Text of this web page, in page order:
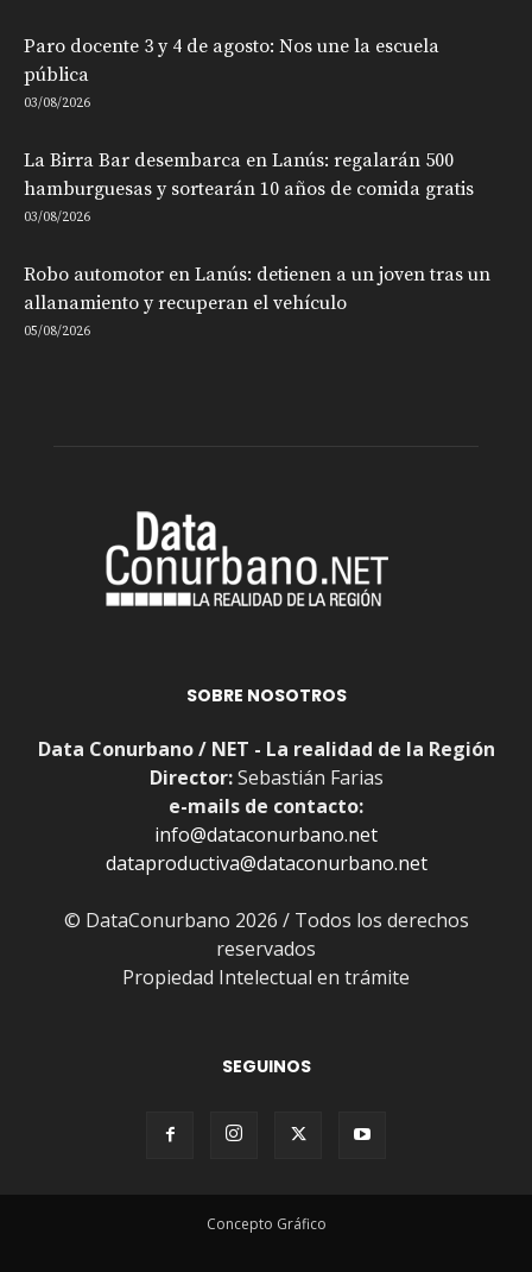
Paro docente 3 y 4 de agosto: Nos une la escuela
pública
03/08/2026
La Birra Bar desembarca en Lanús: regalarán 500
hamburguesas y sortearán 10 años de comida gratis
03/08/2026
Robo automotor en Lanús: detienen a un joven tras un
allanamiento y recuperan el vehículo
05/08/2026
SOBRE NOSOTROS
Data Conurbano / NET - La realidad de la Región
Director:Sebastián Farias
e-mails de contacto:
info@dataconurbano.net
dataproductiva@dataconurbano.net
© DataConurbano 2026 / Todos los derechos
reservados
Propiedad Intelectual en trámite
SEGUINOS
Concepto Gráfico